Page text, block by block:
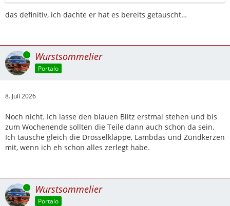
das definitiv, ich dachte er hat es bereits getauscht…
Online Wurstsommelier
Portalo
8. Juli 2026
Noch nicht. Ich lasse den blauen Blitz erstmal stehen und bis
zum Wochenende sollten die Teile dann auch schon da sein.
Ich tausche gleich die Drosselklappe, Lambdas und Zündkerzen
mit, wenn ich eh schon alles zerlegt habe.
Online Wurstsommelier
Portalo